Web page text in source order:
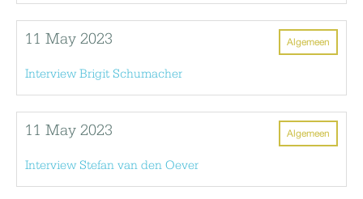
Algemeen
11 May 2023
Interview Brigit Schumacher
Algemeen
11 May 2023
Interview Stefan van den Oever